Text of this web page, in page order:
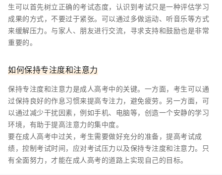
生可以首先树立正确的考试态度，认识到考试只是一种评估学习
成果的方式，不要过于紧张。可以通过多做运动、听音乐等方式
来缓解压力。与家人、朋友进行交流，寻求支持和鼓励也是非常
重要的。
如何保持专注度和注意力
保持专注度和注意力是成人高考中的关键。一方面，考生可以通
过保持良好的作息习惯来提高专注力，避免疲劳。另一方面，可
以通过减少干扰因素，例如手机、电脑等，创造一个安静的学习
环境，有助于提高注意力的集中度。
要在成人高考中过关，考生需要做好充分的准备，提高考试成
绩，控制考试时间，应对考试压力以及保持专注度和注意力。只
有全面努力，才能在成人高考的道路上实现自己的目标。